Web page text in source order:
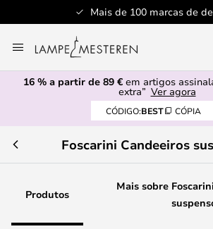
para
o
Conteúdo
16 % a partir de 89 € em artigos
extra” Ver agora
CÓDIGO:BEST CÓPIA
Foscarini Candeeiros
Produtos
Mais sobre